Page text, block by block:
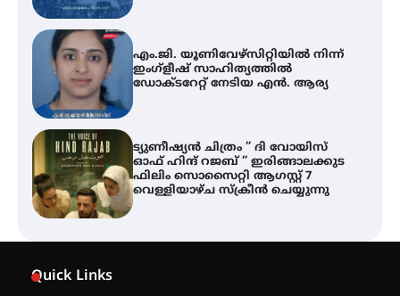
എം.ജി. യൂണിവേഴ്‌സിറ്റിയിൽ നിന്ന്
ഇംഗ്ളീഷ് സാഹിത്യത്തിൽ
ഡോക്ടറേറ്റ് നേടിയ എൻ. ആര്യ
ട്യുണീഷ്യൻ ചിത്രം ” ദി വോയിസ്
ഓഫ് ഹിന്ദ് റജബ് ” ഇരിങ്ങാലക്കുട
ഫിലിം സൊസൈറ്റി ആഗസ്റ്റ് 7
വെള്ളിയാഴ്ച സ്‌ക്രീൻ ചെയ്യുന്നു
Quick Links